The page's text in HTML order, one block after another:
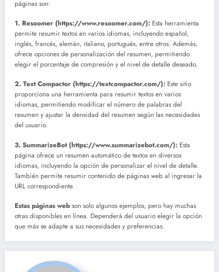
páginas son:
1. Resoomer (https://www.resoomer.com/): Esta herramienta
permite resumir textos en varios idiomas, incluyendo español,
inglés, francés, alemán, italiano, portugués, entre otros. Además,
ofrece opciones de personalización del resumen, permitiendo
elegir el porcentaje de compresión y el nivel de detalle deseado.
2. Text Compactor (https://textcompactor.com/): Este sitio
proporciona una herramienta para resumir textos en varios
idiomas, permitiendo modificar el número de palabras del
resumen y ajustar la densidad del resumen según las necesidades
del usuario.
3. SummarizeBot (https://www.summarizebot.com/): Esta
página ofrece un resumen automático de textos en diversos
idiomas, incluyendo la opción de personalizar el nivel de detalle.
También permite resumir contenido de páginas web al ingresar la
URL correspondiente.
Estas páginas web son solo algunos ejemplos, pero hay muchas
otras disponibles en línea. Dependerá del usuario elegir la opción
que más se adapte a sus necesidades y preferencias.